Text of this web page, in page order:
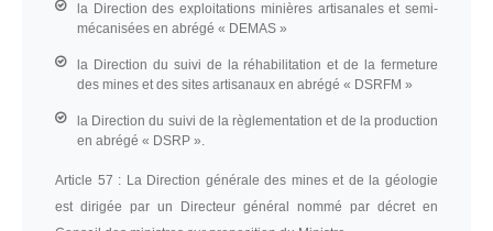
la Direction des exploitations minières artisanales et semi-
mécanisées en abrégé « DEMAS »
la Direction du suivi de la réhabilitation et de la fermeture
des mines et des sites artisanaux en abrégé « DSRFM »
la Direction du suivi de la règlementation et de la production
en abrégé « DSRP ».
Article 57 : La Direction générale des mines et de la géologie
est dirigée par un Directeur général nommé par décret en